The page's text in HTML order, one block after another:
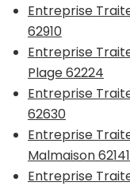
Entreprise
62910
Entreprise
Plage 62224
Entreprise
62630
Entreprise
Malmaison 62141
Entreprise